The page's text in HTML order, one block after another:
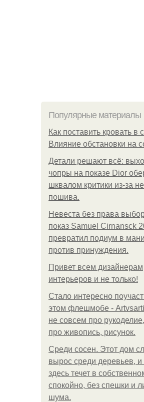
Популярные материалы
Как поставить кровать в
Влияние обстановки на
Детали решают всё:
чопры на показе Dior
шквалом критики из-за
пошива.
Невеста без права
показ Samuel Cirnansck
превратил подиум в
против принуждения.
Привет всем дизайнерам
интерьеров и не только!
Стало интересно
этом флешмобе -
не совсем про
про живопись, рисунок.
Среди сосен. Этот дом
вырос среди деревьев, и
здесь течет в
спокойно, без спешки и
шума.